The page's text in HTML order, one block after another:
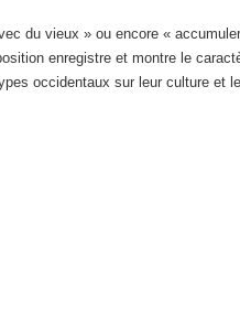
du vieux » ou encore «
enregistre et montre le
occidentaux sur leur culture et